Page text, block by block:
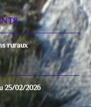
ruraux
25/02/2026